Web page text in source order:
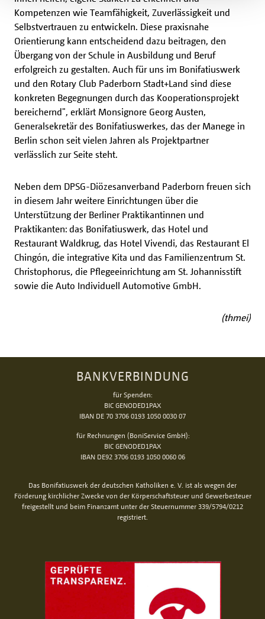
Kompetenzen wie Teamfähigkeit, Zuverlässigkeit und
Selbstvertrauen zu entwickeln. Diese praxisnahe
Orientierung kann entscheidend dazu beitragen, den
Übergang von der Schule in Ausbildung und Beruf
erfolgreich zu gestalten. Auch für uns im Bonifatiuswerk
und den Rotary Club Paderborn Stadt+Land sind diese
konkreten Begegnungen durch das Kooperationsprojekt
bereichernd", erklärt Monsignore Georg Austen,
Generalsekretär des Bonifatiuswerkes, das der Manege in
Berlin schon seit vielen Jahren als Projektpartner
verlässlich zur Seite steht.
Neben dem DPSG-Diözesanverband Paderborn freuen sich
in diesem Jahr weitere Einrichtungen über die
Unterstützung der Berliner Praktikantinnen und
Praktikanten: das Bonifatiuswerk, das Hotel und
Restaurant Waldkrug, das Hotel Vivendi, das Restaurant El
Chingón, die integrative Kita und das Familienzentrum St.
Christophorus, die Pflegeeinrichtung am St. Johannisstift
sowie die Auto Individuell Automotive GmbH.
(thmei)
BANKVERBINDUNG
für Spenden:
BIC GENODED1PAX
IBAN DE 70 3706 0193 1050 0030 07
für Rechnungen (BoniService GmbH):
BIC GENODED1PAX
IBAN DE92 3706 0193 1050 0060 06
Das Bonifatiuswerk der deutschen Katholiken e. V. ist als wegen der
Förderung kirchlicher Zwecke von der Körperschaftsteuer und Gewerbesteuer
freigestellt und beim Finanzamt unter der Steuernummer 339/5794/0212
registriert.